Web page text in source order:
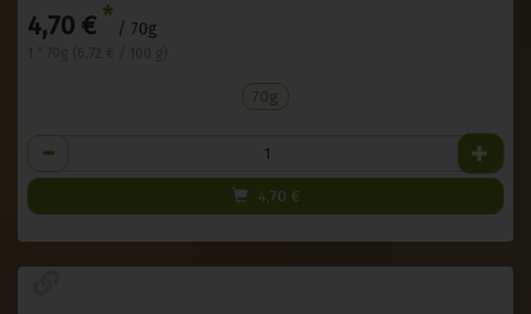
4,70 € * / 70g
70g
Anzahl
4,70 €